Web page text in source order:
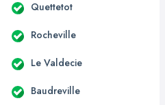
Quettetot
Rocheville
Le Valdecie
Baudreville